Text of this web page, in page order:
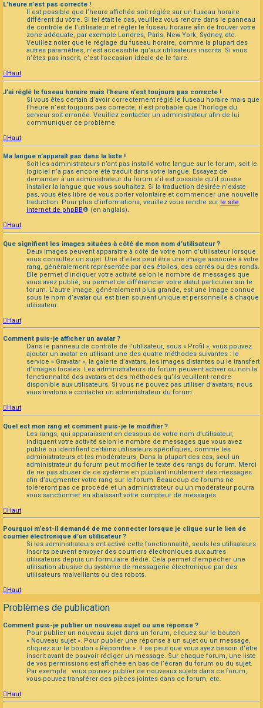
L’heure n’est pas correcte !
Il est possible que l’heure affichée soit réglée sur un fuseau horaire
différent du vôtre. Si tel était le cas, veuillez vous rendre dans le panneau
de contrôle de l’utilisateur et régler le fuseau horaire afin de trouver votre
zone adéquate, par exemple Londres, Paris, New York, Sydney, etc.
Veuillez noter que le réglage du fuseau horaire, comme la plupart des
autres paramètres, n’est accessible qu’aux utilisateurs inscrits. Si vous
n’êtes pas inscrit, c’est l’occasion idéale de le faire.
Haut
J’ai réglé le fuseau horaire mais l’heure n’est toujours pas correcte !
Si vous êtes certain d’avoir correctement réglé le fuseau horaire mais que
l’heure n’est toujours pas correcte, il est probable que l’horloge du
serveur soit erronée. Veuillez contacter un administrateur afin de lui
communiquer ce problème.
Haut
Ma langue n’apparaît pas dans la liste !
Soit les administrateurs n’ont pas installé votre langue sur le forum, soit le
logiciel n’a pas encore été traduit dans votre langue. Essayez de
demander à un administrateur du forum s’il est possible qu’il puisse
installer la langue que vous souhaitez. Si la traduction désirée n’existe
pas, vous êtes libre de vous porter volontaire et commencer une nouvelle
traduction. Pour plus d’informations, veuillez vous rendre sur le site
internet de phpBB® (en anglais).
Haut
Que signifient les images situées à côté de mon nom d’utilisateur ?
Deux images peuvent apparaître à côté de votre nom d’utilisateur lorsque
vous consultez un sujet. Une d’elles peut être une image associée à votre
rang, généralement représentée par des étoiles, des carrés ou des ronds.
Elle permet d’indiquer votre activité selon le nombre de messages que
vous avez publié, ou permet de différencier votre statut particulier sur le
forum. L’autre image, généralement plus grande, est une image connue
sous le nom d’avatar qui est bien souvent unique et personnelle à chaque
utilisateur.
Haut
Comment puis-je afficher un avatar ?
Dans le panneau de contrôle de l’utilisateur, sous « Profil », vous pouvez
ajouter un avatar en utilisant une des quatre méthodes suivantes : le
service « Gravatar », la galerie d’avatars, les images distantes ou le transfert
d’images locales. Les administrateurs du forum peuvent activer ou non la
fonctionnalité des avatars et des méthodes qu’ils veuillent rendre
disponible aux utilisateurs. Si vous ne pouvez pas utiliser d’avatars, nous
vous invitons à contacter un administrateur du forum.
Haut
Quel est mon rang et comment puis-je le modifier ?
Les rangs, qui apparaissent en dessous de votre nom d’utilisateur,
indiquent votre activité selon le nombre de messages que vous avez
publié ou identifient certains utilisateurs spécifiques, comme les
administrateurs et les modérateurs. Dans la plupart des cas, seul un
administrateur du forum peut modifier le texte des rangs du forum. Merci
de ne pas abuser de ce système en publiant inutilement des messages
afin d’augmenter votre rang sur le forum. Beaucoup de forums ne
toléreront pas ce procédé et un administrateur ou un modérateur pourra
vous sanctionner en abaissant votre compteur de messages.
Haut
Pourquoi m’est-il demandé de me connecter lorsque je clique sur le lien de
courrier électronique d’un utilisateur ?
Si les administrateurs ont activé cette fonctionnalité, seuls les utilisateurs
inscrits peuvent envoyer des courriers électroniques aux autres
utilisateurs depuis un formulaire dédié. Cela permet d’empêcher une
utilisation abusive du système de messagerie électronique par des
utilisateurs malveillants ou des robots.
Haut
Problèmes de publication
Comment puis-je publier un nouveau sujet ou une réponse ?
Pour publier un nouveau sujet dans un forum, cliquez sur le bouton
« Nouveau sujet ». Pour publier une réponse à un sujet ou un message,
cliquez sur le bouton « Répondre ». Il se peut que vous ayez besoin d’être
inscrit avant de pouvoir rédiger un message. Sur chaque forum, une liste
de vos permissions est affichée en bas de l’écran du forum ou du sujet.
Par exemple : vous pouvez publier de nouveaux sujets dans ce forum,
vous pouvez transférer des pièces jointes dans ce forum, etc.
Haut